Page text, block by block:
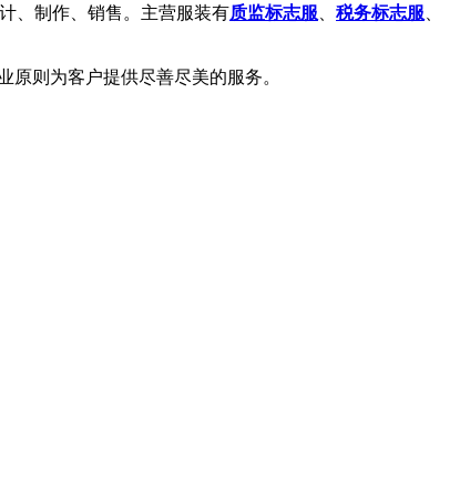
、制作、销售。主营服装有质监标志服 税务标志服
则为客户提供尽善尽美的服务。